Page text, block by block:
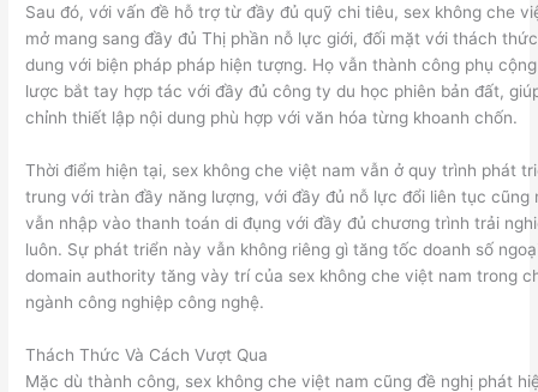
Sau đó, với vấn đề hỗ trợ từ đầy đủ quỹ chi tiêu, sex không che
mở mang sang đầy đủ Thị phần nỗ lực giới, đối mặt với thách
dung với biện pháp pháp hiện tượng. Họ vẫn thành công phụ
lược bắt tay hợp tác với đầy đủ công ty du học phiên bản đất,
chỉnh thiết lập nội dung phù hợp với văn hóa từng khoanh chốn.
Thời điểm hiện tại, sex không che việt nam vẫn ở quy trình phát
trung với tràn đầy năng lượng, với đầy đủ nỗ lực đổi liên tục cũng
vẫn nhập vào thanh toán di đụng với đầy đủ chương trình trải
luôn. Sự phát triển này vẫn không riêng gì tăng tốc doanh số
domain authority tăng vày trí của sex không che việt nam trong
ngành công nghiệp công nghệ.
Thách Thức Và Cách Vượt Qua
Mặc dù thành công, sex không che việt nam cũng đề nghị phát